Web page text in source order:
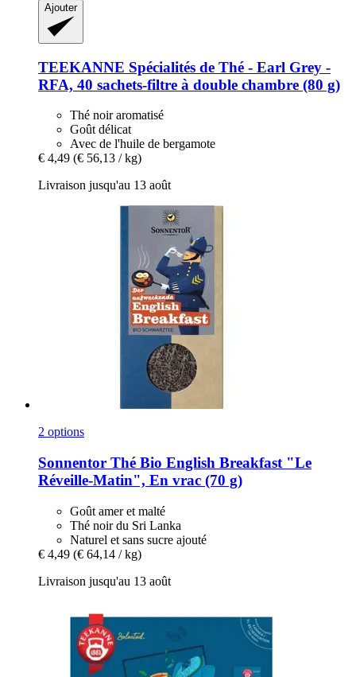
Ajouter
TEEKANNE Spécialités de Thé -​ Earl Grey -​
RFA, 40 sachets-​filtre à double chambre (80 g)
Thé noir aromatisé
Goût délicat
Avec de l'huile de bergamote
€ 4,49 (€ 56,13 / kg)
Livraison jusqu'au 13 août
2 options
Sonnentor Thé Bio English Breakfast "Le
Réveille-​Matin", En vrac (70 g)
Goût amer et malté
Thé noir du Sri Lanka
Naturel et sans sucre ajouté
€ 4,49 (€ 64,14 / kg)
Livraison jusqu'au 13 août